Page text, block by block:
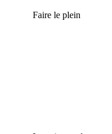
Faire le plein